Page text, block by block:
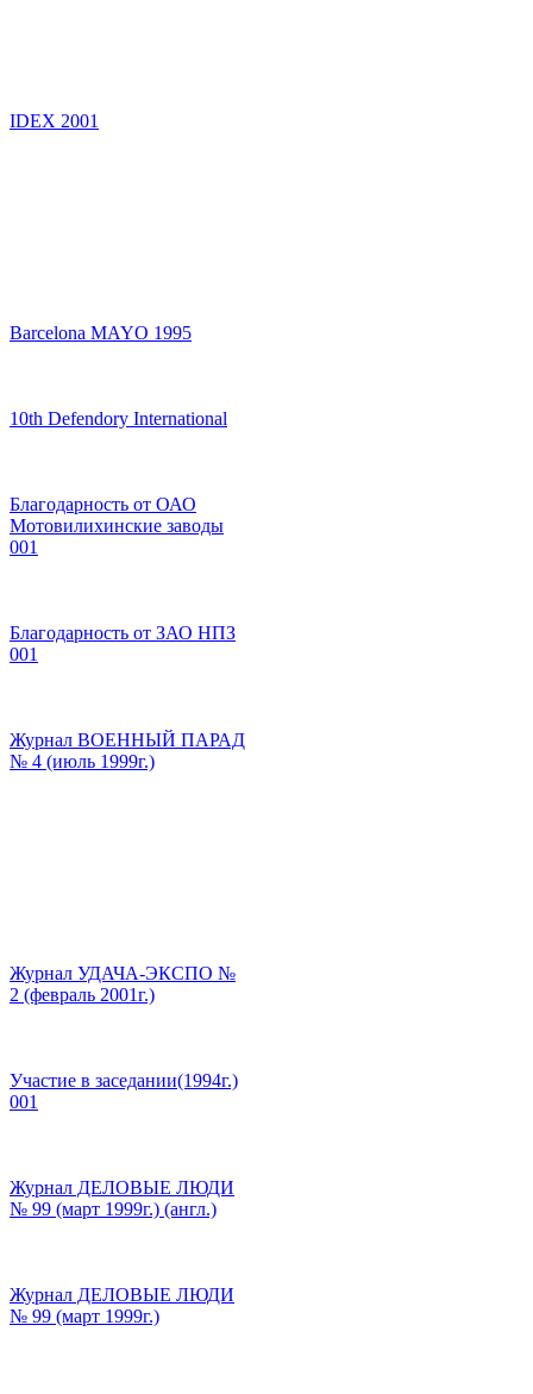
IDEX 2001
Barcelona MAYO 1995
10th Defendory International
Благодарность от ОАО
Мотовилихинские заводы
001
Благодарность от ЗАО НПЗ
001
Журнал ВОЕННЫЙ ПАРАД
№ 4 (июль 1999г.)
Журнал УДАЧА-ЭКСПО №
2 (февраль 2001г.)
Участие в заседании(1994г.)
001
Журнал ДЕЛОВЫЕ ЛЮДИ
№ 99 (март 1999г.) (англ.)
Журнал ДЕЛОВЫЕ ЛЮДИ
№ 99 (март 1999г.)